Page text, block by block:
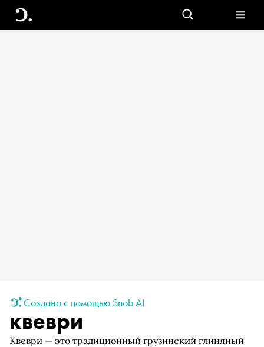
Создано с помощью Snob AI
квеври
Квеври — это традиционный грузинский глиняный